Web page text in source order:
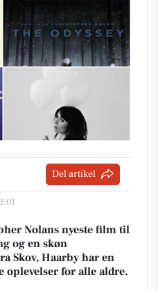
Del artikel
Nolans nyeste film til
og en skøn
Skov, Haarby har en
oplevelser for alle aldre.